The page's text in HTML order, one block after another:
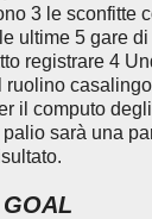
3 le sconfitte
ultime 5 gare
registrare 4
ruolino
il computo
sarà una